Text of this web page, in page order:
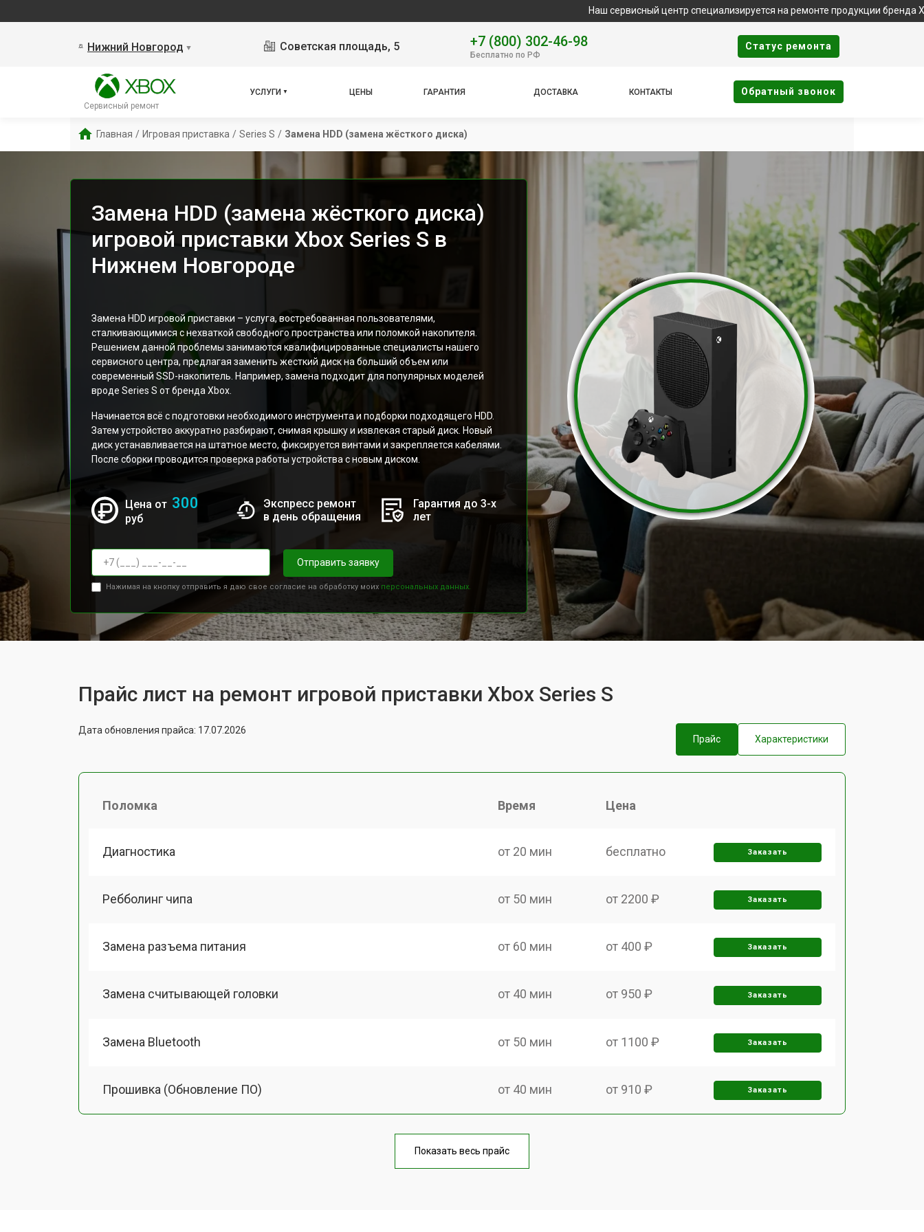
Наш сервисный центр специализируется на ремонте продукции бренда Xbox.
Нижний Новгород ▼ Советская площадь, 5 +7 (800) 302-46-98
Бесплатно по РФ
Cтатус ремонта
Сервисный ремонт
УСЛУГИ ЦЕНЫ ГАРАНТИЯ ДОСТАВКА КОНТАКТЫ Oбратный звонок
Главная / Игровая приставка / Series S / Замена HDD (замена жёсткого диска)
Замена HDD (замена жёсткого диска)
игровой приставки Xbox Series S в
Нижнем Новгороде
Замена HDD игровой приставки – услуга, востребованная пользователями,
сталкивающимися с нехваткой свободного пространства или поломкой накопителя.
Решением данной проблемы занимаются квалифицированные специалисты нашего
сервисного центра, предлагая заменить жесткий диск на больший объем или
современный SSD-накопитель. Например, замена подходит для популярных моделей
вроде Series S от бренда Xbox.
Начинается всё с подготовки необходимого инструмента и подборки подходящего HDD.
Затем устройство аккуратно разбирают, снимая крышку и извлекая старый диск. Новый
диск устанавливается на штатное место, фиксируется винтами и закрепляется кабелями.
После сборки проводится проверка работы устройства с новым диском.
Цена от 300
руб
Экспресс ремонт
в день обращения
Гарантия до 3-х
лет
Отправить заявку
Нажимая на кнопку отправить я даю свое согласие на обработку моих персональных данных.
Прайс лист на ремонт игровой приставки Xbox Series S
Дата обновления прайса: 17.07.2026
Прайс
Характеристики
Поломка Время Цена
Диагностика от 20 мин бесплатно Заказать
Ребболинг чипа от 50 мин от 2200 ₽ Заказать
Замена разъема питания от 60 мин от 400 ₽ Заказать
Замена считывающей головки от 40 мин от 950 ₽ Заказать
Замена Bluetooth от 50 мин от 1100 ₽ Заказать
Прошивка (Обновление ПО) от 40 мин от 910 ₽ Заказать
от 60 мин
Показать весь прайс